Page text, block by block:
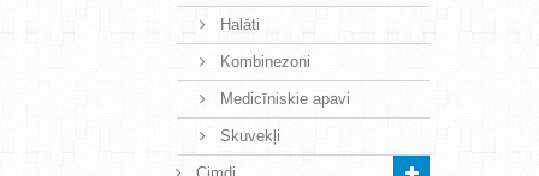
Halāti
Kombinezoni
Medicīniskie apavi
Skuvekļi